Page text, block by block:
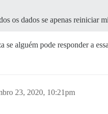
os dados se apenas reiniciar
se alguém pode responder a
23, 2020, 10:21pm